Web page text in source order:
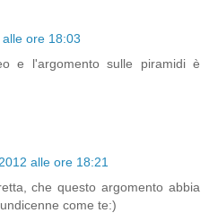
ore 18:03
e l'argomento sulle piramidi è
alle ore 18:21
che questo argomento abbia
come te:)